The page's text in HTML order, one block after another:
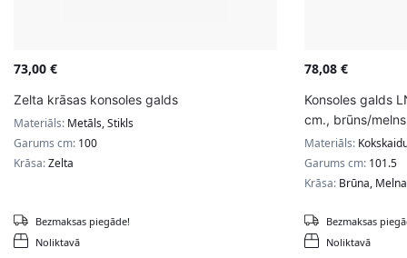
73,00 €
Zelta krāsas konsoles galds
Materiāls: Metāls, Stikls
Garums cm: 100
Krāsa:Zelta
Noliktavā
Bezmaksas piegāde!
78,08 €
Konsoles galds
cm., brūns/melns
Materiāls:
Garums cm: 101.5
Krāsa: Brūna, Melna
Noliktavā
Bezmaksas